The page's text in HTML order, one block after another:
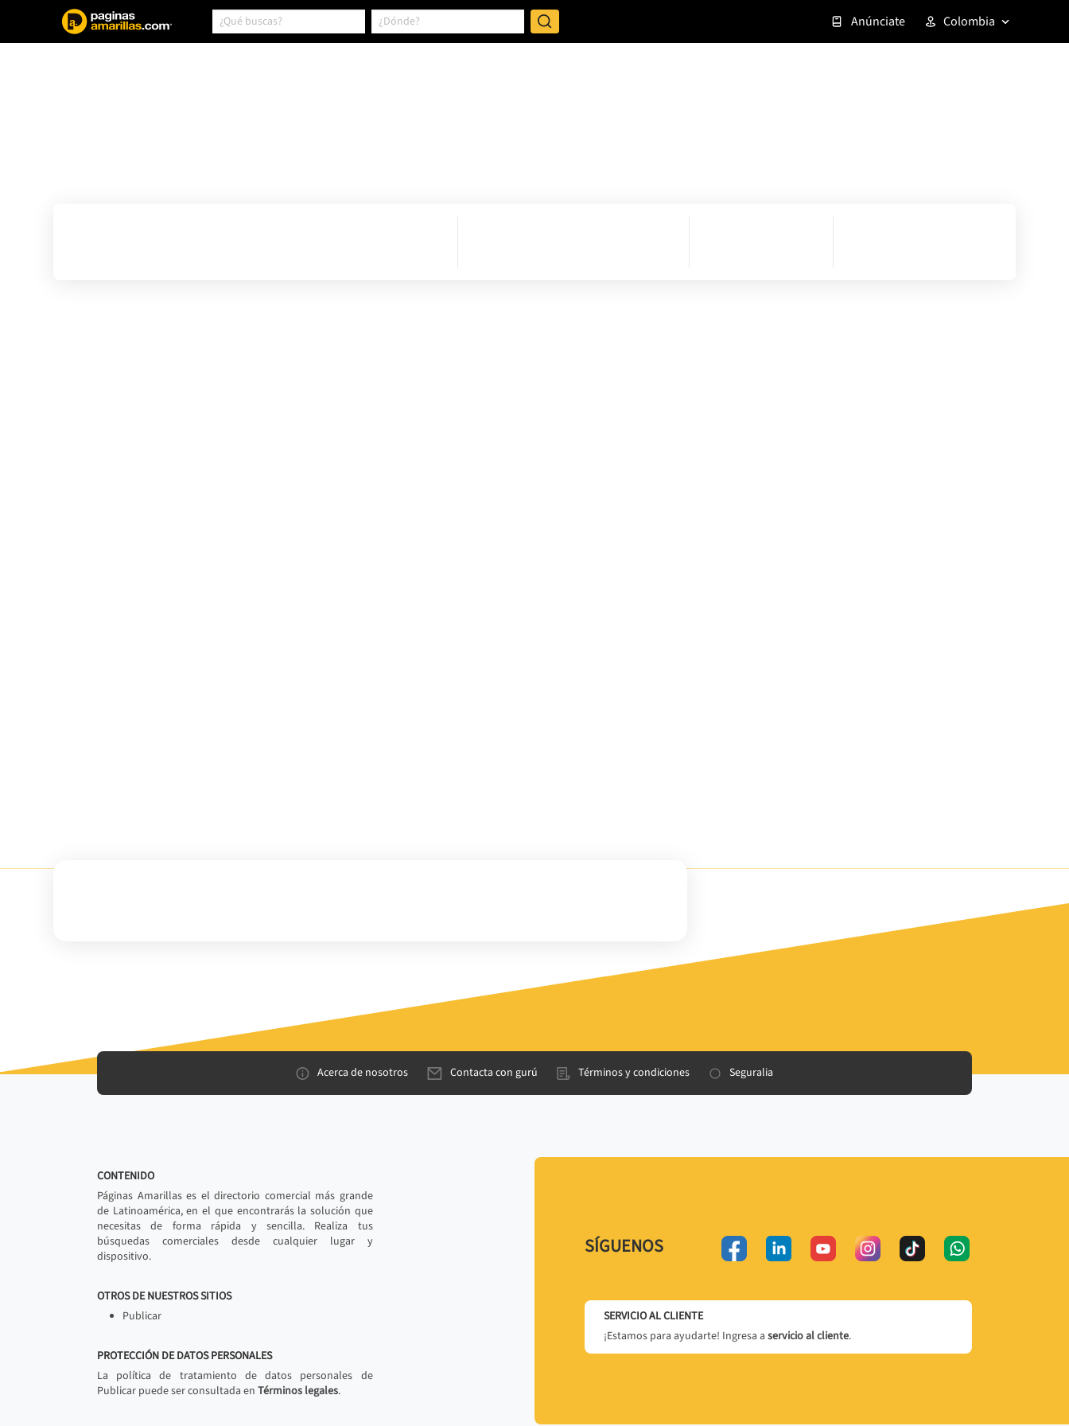
Anúnciate Colombia
Acerca de nosotros Contacta con gurú Términos y condiciones Seguralia
CONTENIDO
Páginas Amarillas es el directorio comercial más grande
de Latinoamérica, en el que encontrarás la solución que
necesitas de forma rápida y sencilla. Realiza tus
búsquedas comerciales desde cualquier lugar y
dispositivo.
OTROS DE NUESTROS SITIOS
Publicar
PROTECCIÓN DE DATOS PERSONALES
La política de tratamiento de datos personales de
Publicar puede ser consultada en Términos legales.
SÍGUENOS
SERVICIO AL CLIENTE
¡Estamos para ayudarte! Ingresa a servicio al cliente.